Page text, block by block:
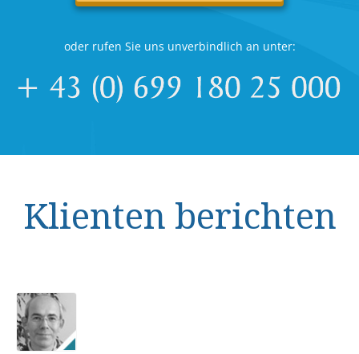
oder rufen Sie uns unverbindlich an unter:
Klienten berichten